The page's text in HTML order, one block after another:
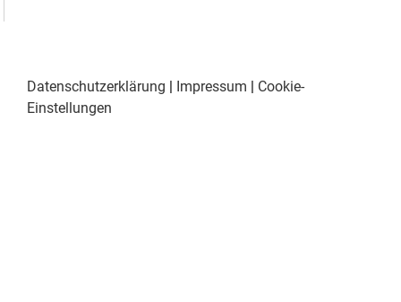
Datenschutzerklärung | Impressum | Cookie-
Einstellungen